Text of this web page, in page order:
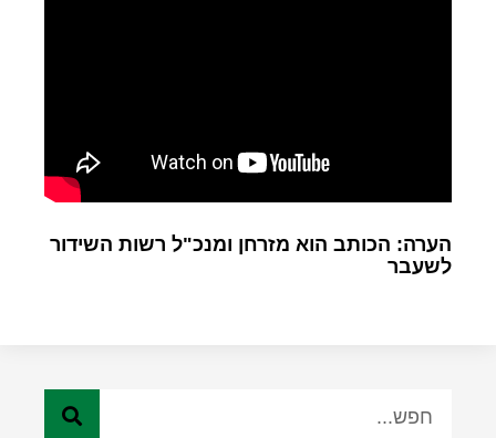
הערה: הכותב הוא מזרחן ומנכ"ל רשות השידור
לשעבר